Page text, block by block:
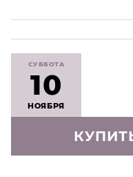
СУББОТА
10
НОЯБРЯ